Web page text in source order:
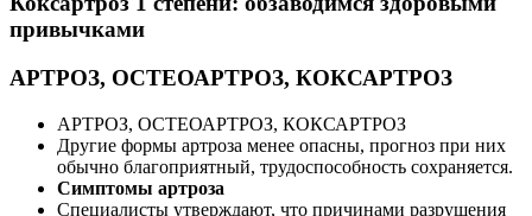
привычками
АРТРОЗ, ОСТЕОАРТРОЗ, КОКСАРТРОЗ
АРТРОЗ, ОСТЕОАРТРОЗ, КОКСАРТРОЗ
Другие формы артроза менее опасны, прогноз при них
обычно благоприятный, трудоспособность сохраняется.
Симптомы артроза
Специалисты утверждают, что причинами разрушения